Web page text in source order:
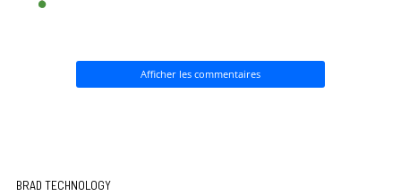
Afficher les commentaires
BRAD TECHNOLOGY